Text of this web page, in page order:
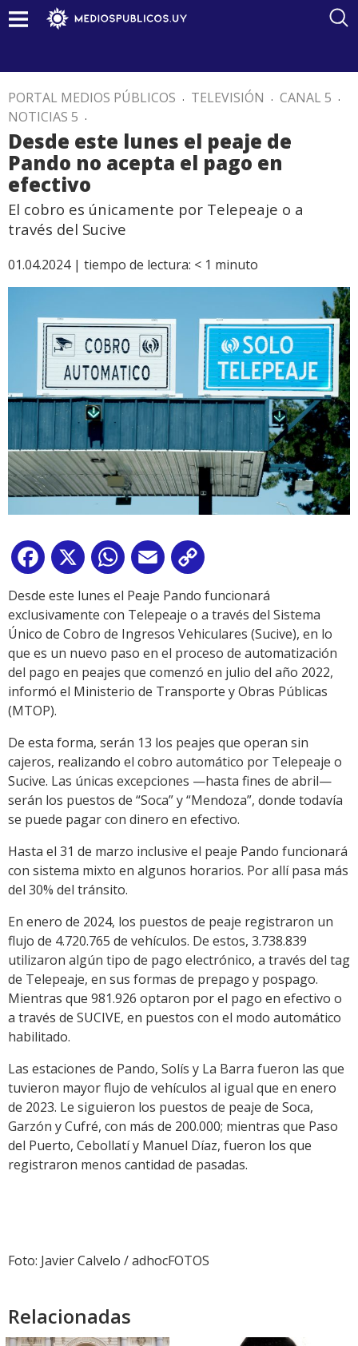
PORTAL MEDIOS PÚBLICOS . TELEVISIÓN . CANAL 5 .
NOTICIAS 5 .
Desde este lunes el peaje de
Pando no acepta el pago en
efectivo
El cobro es únicamente por Telepeaje o a
través del Sucive
01.04.2024 | tiempo de lectura: < 1 minuto
Facebook
X WhatsApp
Email
Link
Desde este lunes el Peaje Pando funcionará
exclusivamente con Telepeaje o a través del Sistema
Único de Cobro de Ingresos Vehiculares (Sucive), en lo
que es un nuevo paso en el proceso de automatización
del pago en peajes que comenzó en julio del año 2022,
informó el Ministerio de Transporte y Obras Públicas
(MTOP).
De esta forma, serán 13 los peajes que operan sin
cajeros, realizando el cobro automático por Telepeaje o
Sucive. Las únicas excepciones —hasta fines de abril—
serán los puestos de “Soca” y “Mendoza”, donde todavía
se puede pagar con dinero en efectivo.
Hasta el 31 de marzo inclusive el peaje Pando funcionará
con sistema mixto en algunos horarios. Por allí pasa más
del 30% del tránsito.
En enero de 2024, los puestos de peaje registraron un
flujo de 4.720.765 de vehículos. De estos, 3.738.839
utilizaron algún tipo de pago electrónico, a través del tag
de Telepeaje, en sus formas de prepago y pospago.
Mientras que 981.926 optaron por el pago en efectivo o
a través de SUCIVE, en puestos con el modo automático
habilitado.
Las estaciones de Pando, Solís y La Barra fueron las que
tuvieron mayor flujo de vehículos al igual que en enero
de 2023. Le siguieron los puestos de peaje de Soca,
Garzón y Cufré, con más de 200.000; mientras que Paso
del Puerto, Cebollatí y Manuel Díaz, fueron los que
registraron menos cantidad de pasadas.
Foto: Javier Calvelo / adhocFOTOS
Relacionadas